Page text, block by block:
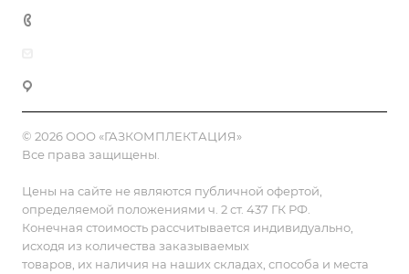
© 2026 ООО «ГАЗКОМПЛЕКТАЦИЯ»
Все права защищены.
Цены на сайте не являются публичной офертой,
определяемой положениями ч. 2 ст. 437 ГК РФ.
Конечная стоимость рассчитывается индивидуально,
исходя из количества заказываемых
товаров, их наличия на наших складах, способа и места